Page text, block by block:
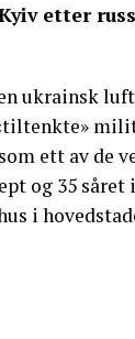
etter
ukrainsk
ett av de
og 35 såret
i